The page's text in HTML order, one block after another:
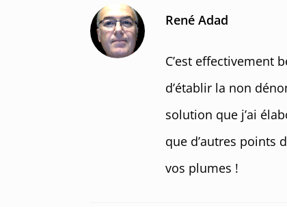
René Adad
C’est effectivement
d’établir la non
solution que j’ai
que d’autres points
vos plumes !